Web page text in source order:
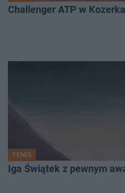
Challenger ATP w
TENIS
Iga Świątek z pewnym